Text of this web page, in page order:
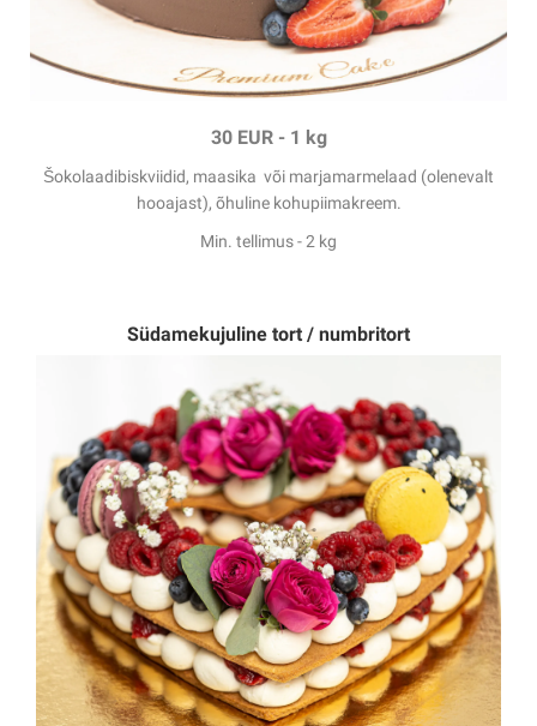
30 EUR - 1 kg
Šokolaadibiskviidid, maasika või marjamarmelaad (olenevalt
hooajast), õhuline kohupiimakreem.
Min. tellimus - 2 kg
Südamekujuline tort / numbritort